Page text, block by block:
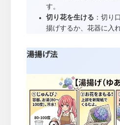
す。
切り花を生ける ：切り
揚げするか、花器に入
湯揚げ法